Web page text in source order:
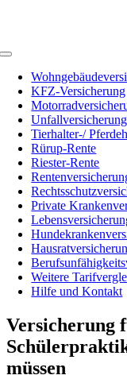
Toggle
Navigation
KFZ-Versicherung
Unfallversicherung
Tierhalter-/
Rürup-Rente
Riester-Rente
Private
Weitere
Hilfe und Kontakt
Versicherung
müssen